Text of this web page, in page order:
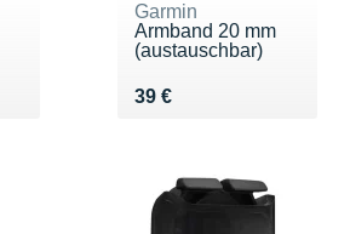
Garmin
Armband 20 mm
(austauschbar)
39 €
Vendu 39 €